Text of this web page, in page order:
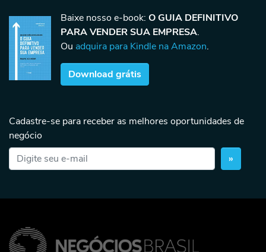
Baixe nosso e-book: O GUIA DEFINITIVO
PARA VENDER SUA EMPRESA.
Ou adquira para Kindle na Amazon.
Download grátis
Cadastre-se para receber as melhores oportunidades de
negócio
»